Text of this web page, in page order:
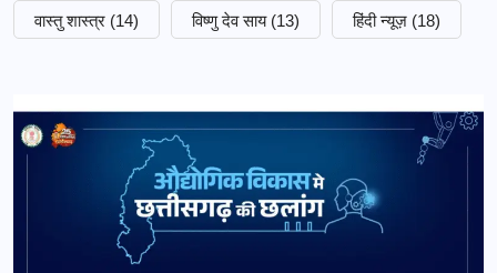
वास्तु शास्त्र (14) विष्णु देव साय (13) हिंदी न्यूज़ (18)